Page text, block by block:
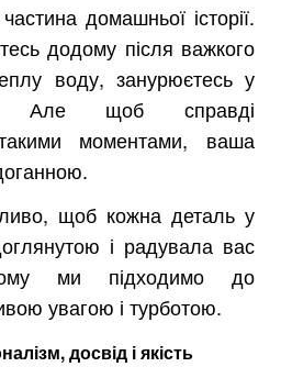
домашньої історії.
додому після важкого
воду, занурюєтесь у
Але щоб справді
моментами, ваша
щоб кожна деталь у
і радувала вас
ми підходимо до
увагою і турботою.
досвід і якість